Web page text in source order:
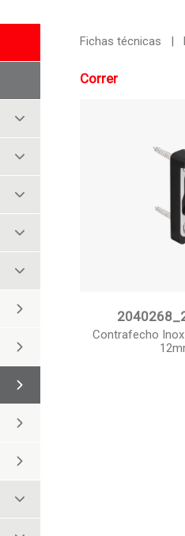
Fichas técnicas
Correr
Contrafecho